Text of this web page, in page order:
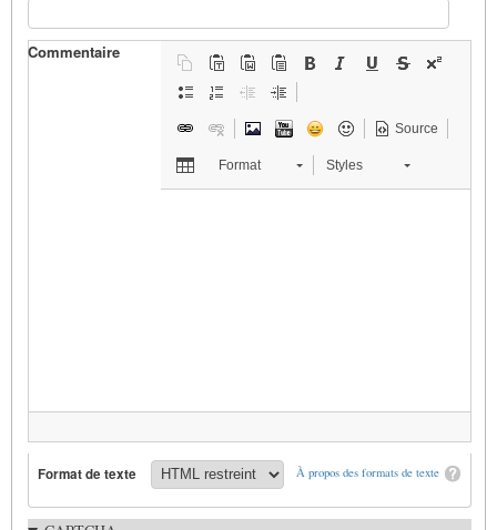
Commentaire
Source
Format Styles
À propos des formats de texte
Format de texte